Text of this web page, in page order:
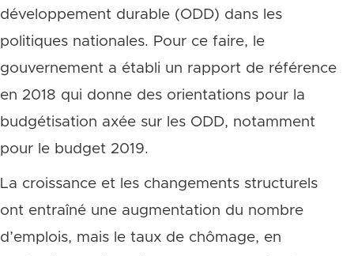
développement durable (ODD) dans les
politiques nationales. Pour ce faire, le
gouvernement a établi un rapport de référence
en 2018 qui donne des orientations pour la
budgétisation axée sur les ODD, notamment
pour le budget 2019.
La croissance et les changements structurels
ont entraîné une augmentation du nombre
d’emplois, mais le taux de chômage, en